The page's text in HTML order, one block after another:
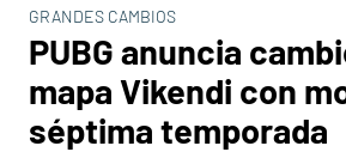
GRANDES CAMBIOS
PUBG anuncia
mapa Vikendi con
séptima temporada